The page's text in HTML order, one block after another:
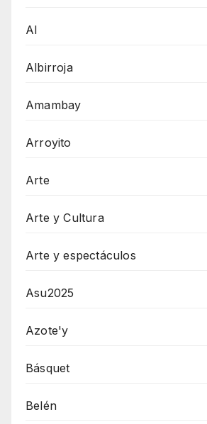
AI
Albirroja
Amambay
Arroyito
Arte
Arte y Cultura
Arte y espectáculos
Asu2025
Azote'y
Básquet
Belén